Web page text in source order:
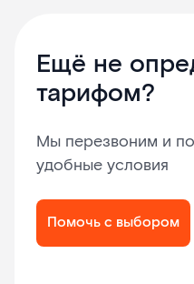
Ещё не
тарифом?
Мы перезвоним и
удобные условия
Помочь с выбором